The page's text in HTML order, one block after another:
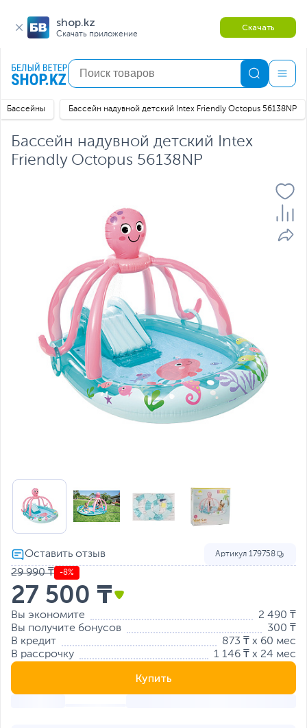
shop.kz
Скачать приложение
Скачать
Бассейны Бассейн надувной детский Intex Friendly Octopus 56138NP
Бассейн надувной детский Intex
Friendly Octopus 56138NP
Артикул 179758
29 990 ₸ -8%
27 500 ₸
Вы экономите
2 490 ₸
Вы получите бонусов
300 ₸
В кредит
873 ₸ x 60 мес
В рассрочку
1 146 ₸ x 24 мес
Купить